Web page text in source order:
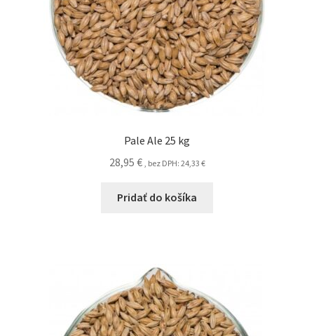
Pale Ale 25 kg
28,95 € , bez DPH: 24,33 €
Pridať do košíka